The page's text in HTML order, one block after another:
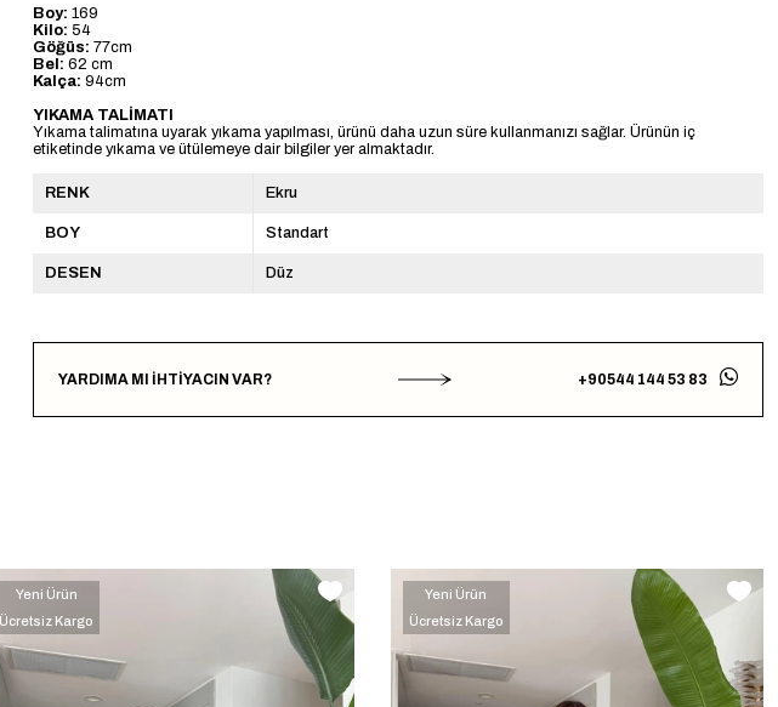
Boy: 169
Kilo: 54
Göğüs: 77cm
Bel: 62 cm
Kalça: 94cm
YIKAMA TALİMATI
Yıkama talimatına uyarak yıkama yapılması, ürünü daha uzun süre kullanmanızı sağlar. Ürünün iç
etiketinde yıkama ve ütülemeye dair bilgiler yer almaktadır.
RENK Ekru
BOY Standart
DESEN Düz
YARDIMA MI İHTİYACIN VAR? +90544 144 53 83
Yeni Ürün
Ücretsiz Kargo
Yeni Ürün
Ücretsiz Kargo